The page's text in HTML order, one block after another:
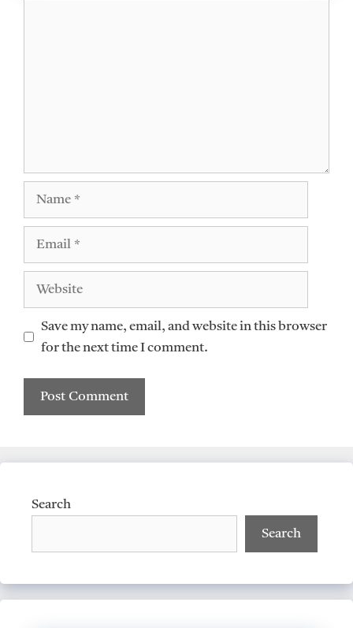
Website
Save my name, email, and website in this browser
for the next time I comment.
Search
Search